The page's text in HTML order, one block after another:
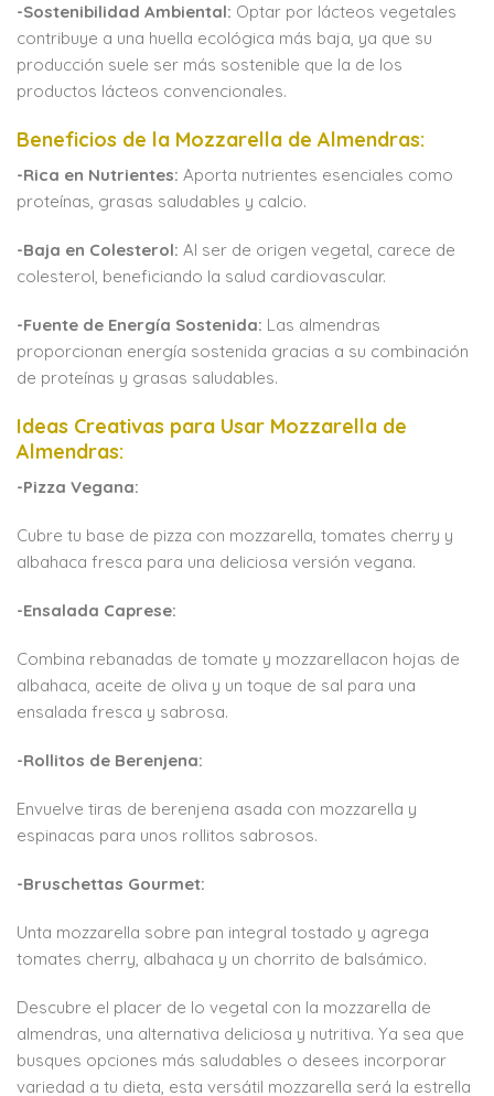
-Sostenibilidad Ambiental: Optar por lácteos vegetales
contribuye a una huella ecológica más baja, ya que su
producción suele ser más sostenible que la de los
productos lácteos convencionales.
Beneficios de la Mozzarella de Almendras:
-Rica en Nutrientes: Aporta nutrientes esenciales como
proteínas, grasas saludables y calcio.
-Baja en Colesterol: Al ser de origen vegetal, carece de
colesterol, beneficiando la salud cardiovascular.
-Fuente de Energía Sostenida: Las almendras
proporcionan energía sostenida gracias a su combinación
de proteínas y grasas saludables.
Ideas Creativas para Usar Mozzarella de
Almendras:
-Pizza Vegana:
Cubre tu base de pizza con mozzarella, tomates cherry y
albahaca fresca para una deliciosa versión vegana.
-Ensalada Caprese:
Combina rebanadas de tomate y mozzarellacon hojas de
albahaca, aceite de oliva y un toque de sal para una
ensalada fresca y sabrosa.
-Rollitos de Berenjena:
Envuelve tiras de berenjena asada con mozzarella y
espinacas para unos rollitos sabrosos.
-Bruschettas Gourmet:
Unta mozzarella sobre pan integral tostado y agrega
tomates cherry, albahaca y un chorrito de balsámico.
Descubre el placer de lo vegetal con la mozzarella de
almendras, una alternativa deliciosa y nutritiva. Ya sea que
busques opciones más saludables o desees incorporar
variedad a tu dieta, esta versátil mozzarella será la estrella